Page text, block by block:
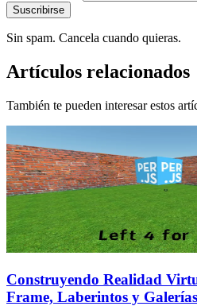
Suscribirse
Sin spam. Cancela cuando quieras.
Artículos relacionados
También te pueden interesar estos
Construyendo Realidad
Frame, Laberintos y